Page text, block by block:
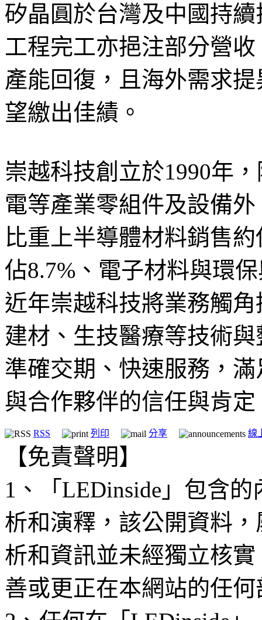
矽晶圓於台灣及中國持
工程完工亦挹注部分營
產能回復，且海外需求
望繳出佳績。
崇越科技創立於1990年
電等產業零組件及設備
比重上半導體材料銷售
佔8.7%、電子材料與環
近年崇越科技將業務觸
建材、生技醫療等技術
準確交期、快速服務，
與合作夥伴的信任與肯定
RSS 列印 分享 線
【免責聲明】
1、「LEDinside」包含
析和演釋，該公開資料
析和資訊並未經獨立核
善或更正在本網站的任